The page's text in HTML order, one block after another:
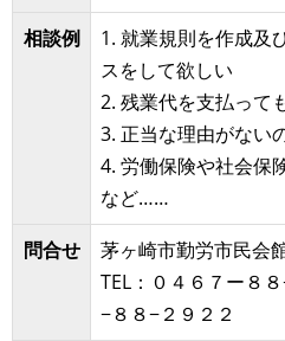
相談例
1. 就業規則を作成及
スをして欲しい
2. 残業代を支払って
3. 正当な理由がない
4. 労働保険や社会保
など……
問合せ
茅ヶ崎市勤労市民会
TEL：０４６７ー８
−８８−２９２２